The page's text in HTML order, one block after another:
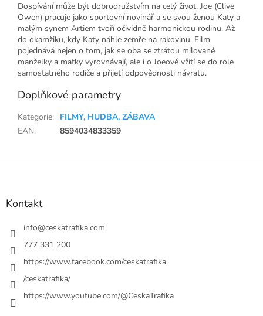
Dospívání může být dobrodružstvím na celý život. Joe (Clive
Owen) pracuje jako sportovní novinář a se svou ženou Katy a
malým synem Artiem tvoří očividně harmonickou rodinu. Až
do okamžiku, kdy Katy náhle zemře na rakovinu. Film
pojednává nejen o tom, jak se oba se ztrátou milované
manželky a matky vyrovnávají, ale i o Joeově vžití se do role
samostatného rodiče a přijetí odpovědnosti návratu.
Doplňkové parametry
Kategorie: FILMY, HUDBA, ZÁBAVA
EAN: 8594034833359
Z
Kontakt
info@ceskatrafika.com
777 331 200
https://www.facebook.com/ceskatrafika
/ceskatrafika/
https://www.youtube.com/@CeskaTrafika